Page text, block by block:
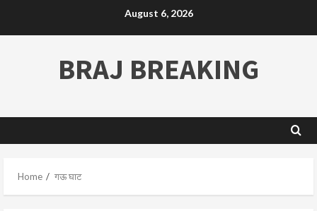
August 6, 2026
BRAJ BREAKING
Home गऊ घाट